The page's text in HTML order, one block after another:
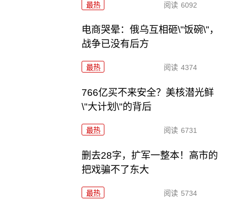
最热 阅读 6092
电商哭晕：俄乌互相砸\"饭碗\"，
战争已没有后方
最热 阅读 4374
766亿买不来安全？美核潜光鲜
\"大计划\"的背后
最热 阅读 6731
删去28字，扩军一整本！高市的
把戏骗不了东大
最热 阅读 5734